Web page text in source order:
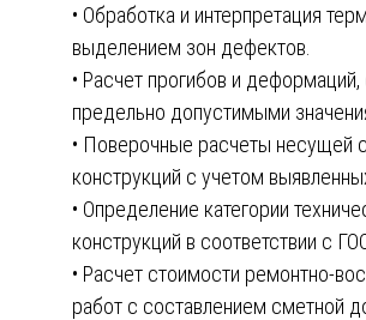
• Обработка и интерпретация
выделением зон дефектов.
• Расчет прогибов и
предельно допустимыми
• Поверочные расчеты несущей
конструкций с учетом
• Определение категории
конструкций в соответствии с
• Расчет стоимости ремонтно-
работ с составлением сметной